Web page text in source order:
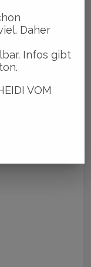
Daher
Infos gibt
VOM